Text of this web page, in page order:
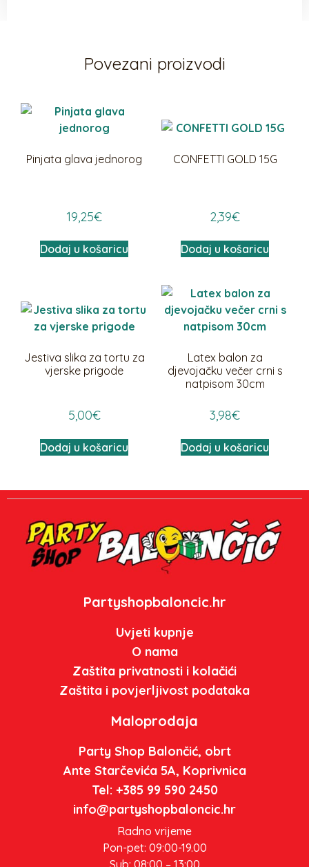
Povezani proizvodi
Pinjata glava jednorog
19,25€
Dodaj u košaricu
CONFETTI GOLD 15G
2,39€
Dodaj u košaricu
Jestiva slika za tortu za
vjerske prigode
5,00€
Dodaj u košaricu
Latex balon za
djevojačku večer crni s
natpisom 30cm
3,98€
Dodaj u košaricu
Partyshopbaloncic.hr
Uvjeti kupnje
O nama
Zaštita privatnosti i kolačići
Zaštita i povjerljivost podataka
Maloprodaja
Party Shop Balončić, obrt
Ante Starčevića 5A, Koprivnica
Tel: +385 99 590 2450
info@partyshopbaloncic.hr
Radno vrijeme
Pon-pet: 09:00-19.00
Sub: 08:00 – 13:00